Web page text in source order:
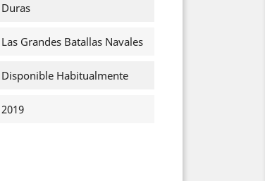
Duras
Las Grandes Batallas Navales
Disponible Habitualmente
2019